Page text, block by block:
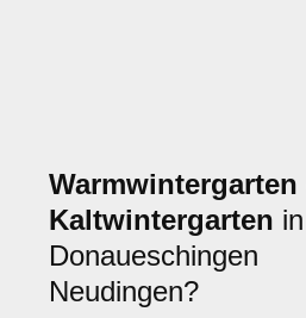
Warmwintergarten
Kaltwintergarten in
Donaueschingen
Neudingen?